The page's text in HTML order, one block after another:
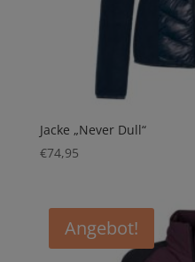
Jacke „Never Dull“
€74,95
Angebot!